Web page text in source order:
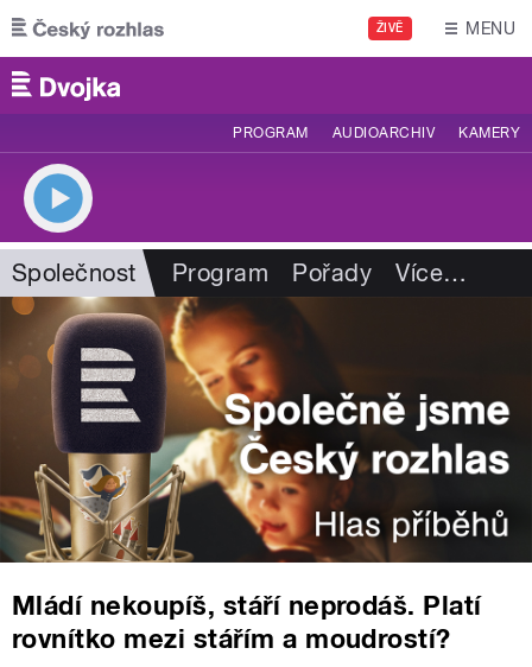
Přejít k hlavnímu obsahu
ŽIVĚ MENU
PROGRAM AUDIOARCHIV KAMERY
Společnost Program Pořady Více…
Mládí nekoupíš, stáří neprodáš. Platí
rovnítko mezi stářím a moudrostí?